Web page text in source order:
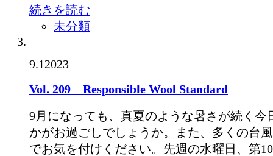
続きを読む
未分類
9.12023
Vol. 209 Responsible Wool Standard
9月になっても、真夏のような暑さが続く今
かがお過ごしでしょうか。また、多くの台
でお気を付けください。先週の水曜日、第